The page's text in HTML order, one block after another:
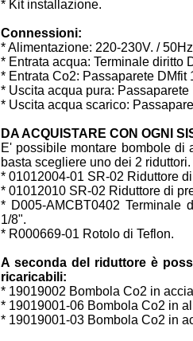
* Kit installazione.
Connessioni:
* Alimentazione: 220-230V. /
* Entrata acqua: Terminale diritto
* Entrata Co2: Passaparete DMfit
* Uscita acqua pura:
* Uscita acqua scarico:
DA ACQUISTARE CON OGNI
E' possibile montare bombole di
basta scegliere uno dei 2 riduttori.
* 01012004-01 SR-02 Riduttore
* 01012010 SR-02 Riduttore di
* D005-AMCBT0402
1/8".
* R000669-01 Rotolo di Teflon.
A seconda del riduttore è
ricaricabili:
* 19019002 Bombola Co2 in
* 19019001-06 Bombola Co2 in
* 19019001-03 Bombola Co2 in